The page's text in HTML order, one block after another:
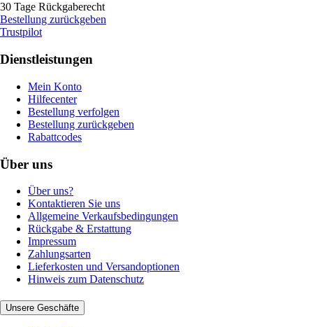
30 Tage Rückgaberecht
Bestellung zurückgeben
Trustpilot
Dienstleistungen
Mein Konto
Hilfecenter
Bestellung verfolgen
Bestellung zurückgeben
Rabattcodes
Über uns
Über uns?
Kontaktieren Sie uns
Allgemeine Verkaufsbedingungen
Rückgabe & Erstattung
Impressum
Zahlungsarten
Lieferkosten und Versandoptionen
Hinweis zum Datenschutz
Unsere Geschäfte